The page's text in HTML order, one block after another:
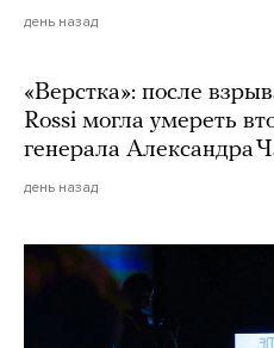
день назад
«Верстка»: после
Rossi могла умереть
генерала Александра
день назад